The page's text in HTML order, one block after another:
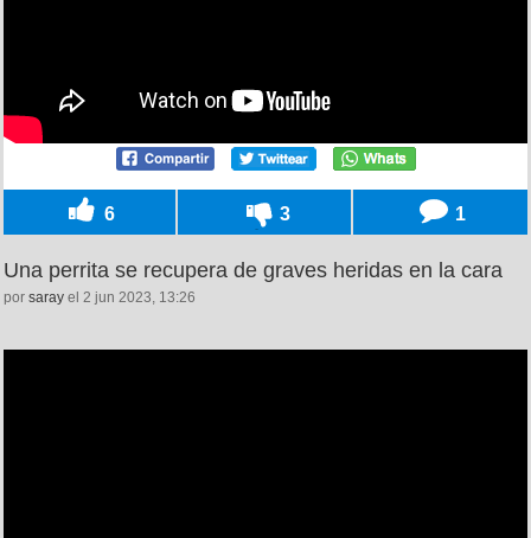
6 3 1
Una perrita se recupera de graves heridas en la cara
por saray el 2 jun 2023, 13:26